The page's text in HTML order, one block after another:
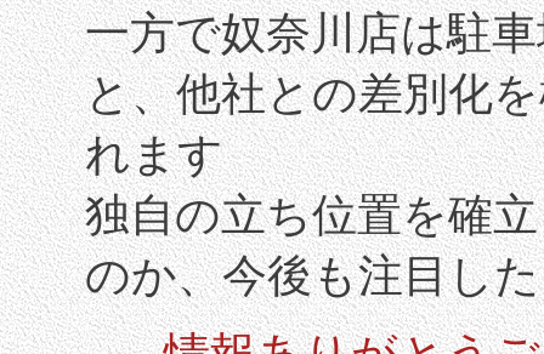
一方で奴奈川店は駐
と、他社との差別化
れます
独自の立ち位置を確
のか、今後も注目し